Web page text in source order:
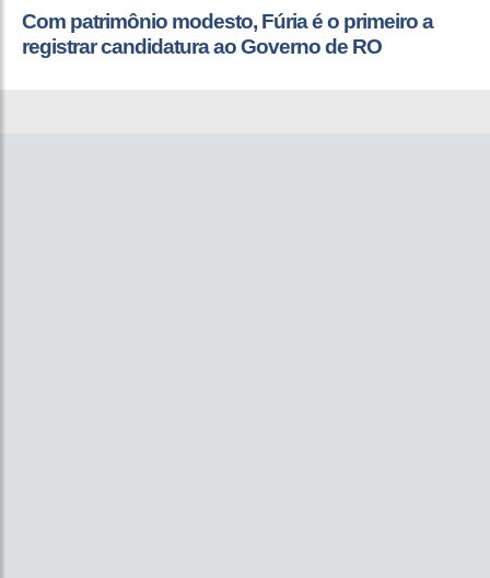
Com patrimônio modesto, Fúria é o primeiro a
registrar candidatura ao Governo de RO